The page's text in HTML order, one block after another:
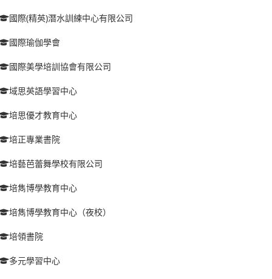
國際(精英)潛水訓練中心有限公司
國際瑜伽學會
國際美學培訓協會有限公司
域思英語學習中心
培思優才教育中心
培正專業書院
培藝芭蕾舞學校有限公司
培雋博學教育中心
培雋博學教育中心（夜校）
培領書院
多元學習中心